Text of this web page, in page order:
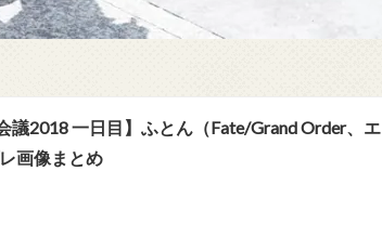
議2018 一日目】ふとん（Fate/Grand Order、エ
画像まとめ